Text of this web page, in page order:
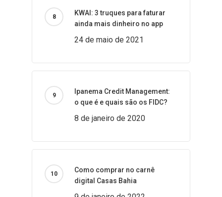
KWAI: 3 truques para faturar
ainda mais dinheiro no app
24 de maio de 2021
Ipanema Credit Management:
o que é e quais são os FIDC?
8 de janeiro de 2020
Como comprar no carnê
digital Casas Bahia